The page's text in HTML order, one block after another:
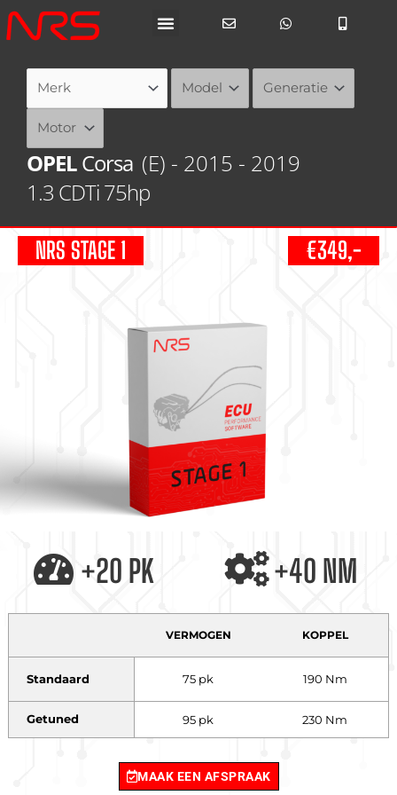
Ga
naar
OPELCorsa (E) - 2015 - 2019
1.3 CDTi 75hp
NRS STAGE 1 €349,-
+20 PK +40 NM
VERMOGEN KOPPEL
Standaard 75 pk 190 Nm
Getuned 95 pk 230 Nm
MAAK EEN AFSPRAAK